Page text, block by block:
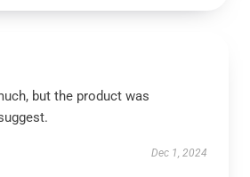
but the product was
Dec 1, 2024